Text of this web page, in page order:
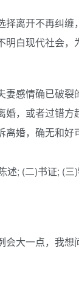
离开不再纠
白现代社会
感情确已破
，或者过错
婚，确无和
; (二)书证; (
大一点，我